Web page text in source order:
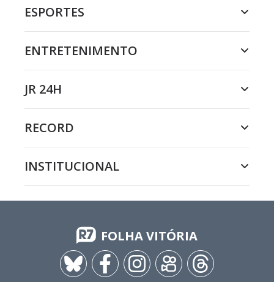
ESPORTES
ENTRETENIMENTO
JR 24H
RECORD
INSTITUCIONAL
FOLHA VITÓRIA